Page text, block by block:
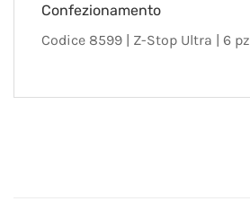
Confezionamento
Codice 8599 | Z-Stop Ultra | 6 pz